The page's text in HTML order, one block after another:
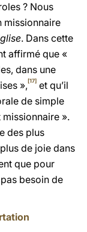
? Nous
missionnaire
. Dans cette
affirmé que «
dans une
»,[17] et qu’il
de simple
».
des plus
de joie dans
que pour
besoin de